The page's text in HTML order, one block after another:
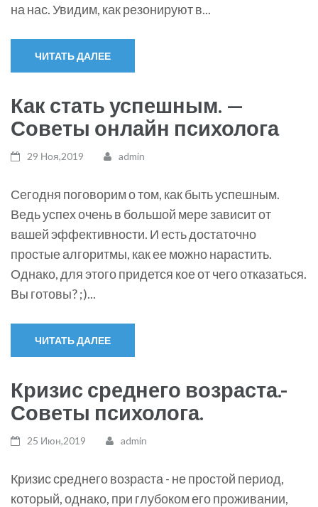
на нас. Увидим, как резонируют в...
ЧИТАТЬ ДАЛЕЕ
Как стать успешным. —
Советы онлайн психолога
29 Ноя,2019 admin
Сегодня поговорим о том, как быть успешным.
Ведь успех очень в большой мере зависит от
вашей эффективности. И есть достаточно
простые алгоритмы, как ее можно нарастить.
Однако, для этого придется кое от чего отказаться.
Вы готовы? ;)...
ЧИТАТЬ ДАЛЕЕ
Кризис среднего возраста.-
Советы психолога.
25 Июн,2019 admin
Кризис среднего возраста - не простой период,
который, однако, при глубоком его проживании,